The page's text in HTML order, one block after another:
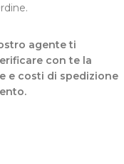
agente ti
con te la
e costi di spedizione